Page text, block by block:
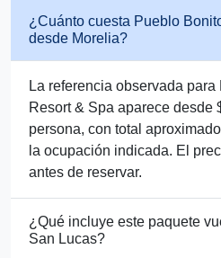
¿Cuánto cuesta Pueblo
desde Morelia?
La referencia observada
Resort & Spa aparece desde
persona, con total
la ocupación indicada. El
antes de reservar.
¿Qué incluye este paquete
San Lucas?